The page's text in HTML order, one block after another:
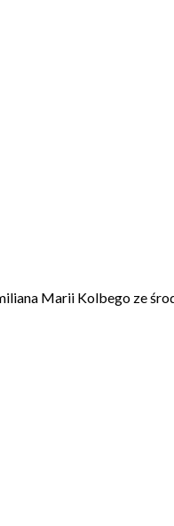
Marii Kolbego ze